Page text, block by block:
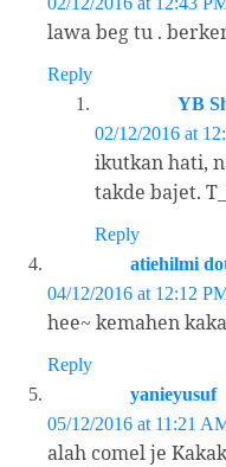
lawa beg tu .
Reply
YB
02/12/2016 at
ikutkan hati,
takde bajet.
Reply
atiehilmi
04/12/2016 at 12:12
hee~ kemahen
Reply
yanieyusuf
05/12/2016 at 11:21
alah comel je